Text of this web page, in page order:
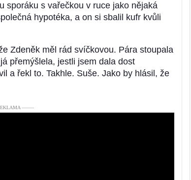
sporáku s vařečkou v ruce jako nějaká
hypotéka, a on si sbalil kufr kvůli
Zdeněk měl rád svíčkovou. Pára stoupala
přemýšlela, jestli jsem dala dost
a řekl to. Takhle. Suše. Jako by hlásil, že
–––––